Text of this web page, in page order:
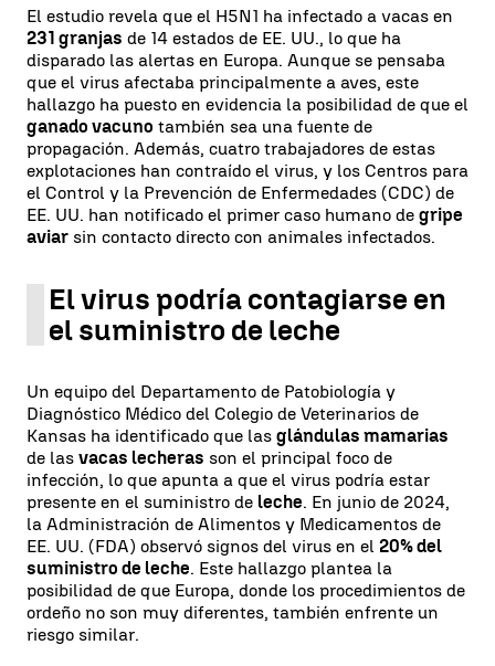
El estudio revela que el H5N1 ha infectado a vacas en
231 granjas de 14 estados de EE. UU., lo que ha
disparado las alertas en Europa. Aunque se pensaba
que el virus afectaba principalmente a aves, este
hallazgo ha puesto en evidencia la posibilidad de que el
ganado vacuno también sea una fuente de
propagación. Además, cuatro trabajadores de estas
explotaciones han contraído el virus, y los Centros para
el Control y la Prevención de Enfermedades (CDC) de
EE. UU. han notificado el primer caso humano de gripe
aviar sin contacto directo con animales infectados.
El virus podría contagiarse en
el suministro de leche
Un equipo del Departamento de Patobiología y
Diagnóstico Médico del Colegio de Veterinarios de
Kansas ha identificado que las glándulas mamarias
de las vacas lecheras son el principal foco de
infección, lo que apunta a que el virus podría estar
presente en el suministro de leche. En junio de 2024,
la Administración de Alimentos y Medicamentos de
EE. UU. (FDA) observó signos del virus en el 20% del
suministro de leche. Este hallazgo plantea la
posibilidad de que Europa, donde los procedimientos de
ordeño no son muy diferentes, también enfrente un
riesgo similar.